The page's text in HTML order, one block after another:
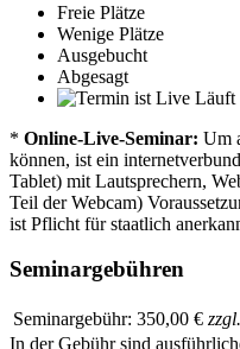
Freie Plätze
Wenige Plätze
Ausgebucht
Abgesagt
Läuft
* Online-Live-Seminar: Um
können, ist ein
Tablet) mit Lautsprechern,
Teil der Webcam)
ist Pflicht für staatlich
Seminargebühren
Seminargebühr: 350,00 €
In der Gebühr sind